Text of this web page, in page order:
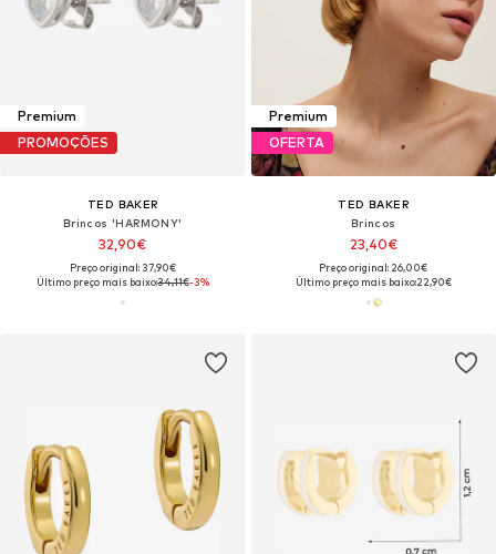
Premium
PROMOÇÕES
TED BAKER
Brincos 'HARMONY'
32,90€
Preço original: 37,90€
Último preço mais baixo:34,11€-3%
Premium
OFERTA
TED BAKER
Brincos
23,40€
Preço original: 26,00€
Último preço mais baixo:22,90€